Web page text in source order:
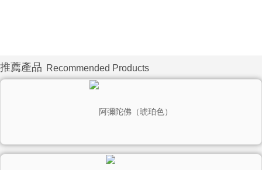
推薦產品 Recommended Products